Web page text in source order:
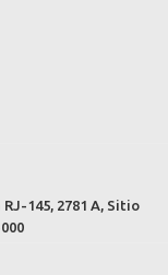
145, 2781 A, Sitio